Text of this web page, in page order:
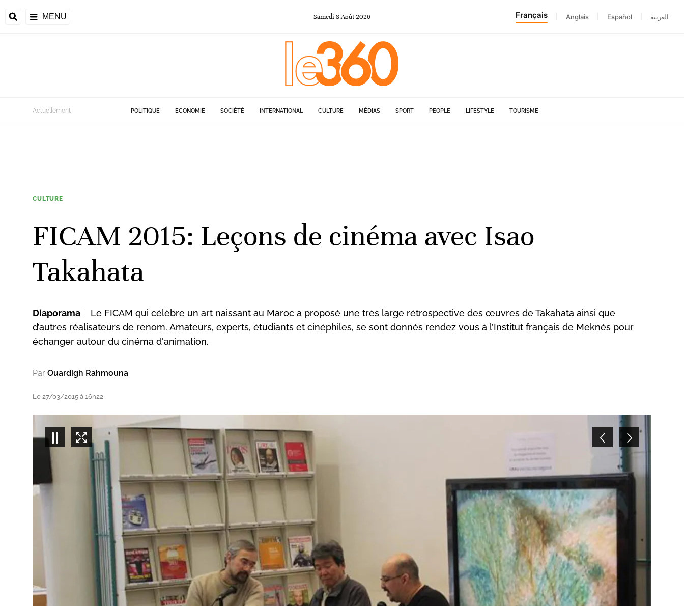
MENU Samedi 8Août2026 Français Anglais Español العربية
Actuellement POLITIQUE ECONOMIE SOCIÉTÉ INTERNATIONAL CULTURE MÉDIAS SPORT PEOPLE LIFESTYLE TOURISME
CULTURE
FICAM 2015: Leçons de cinéma avec Isao
Takahata
Diaporama
Le FICAM qui célèbre un art naissant au Maroc a proposé une très large rétrospective des œuvres de Takahata ainsi que
d’autres réalisateurs de renom. Amateurs, experts, étudiants et cinéphiles, se sont donnés rendez vous à l’Institut français de Meknès pour
échanger autour du cinéma d'animation.
Par Ouardigh Rahmouna
Le 27/03/2015 à 16h22